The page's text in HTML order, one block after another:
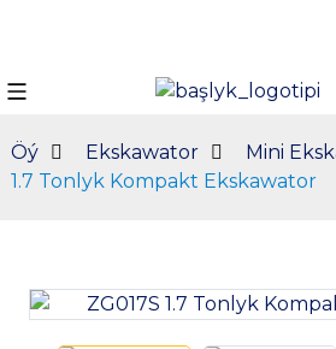
Öý Ekskawator Mini
1.7 Tonlyk Kompakt Ekskawator